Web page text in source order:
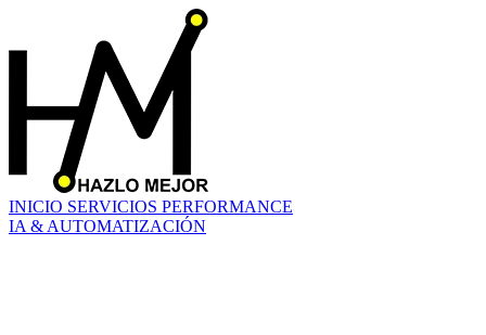
INICIO SERVICIOS PERFORMANCE
IA & AUTOMATIZACIÓN